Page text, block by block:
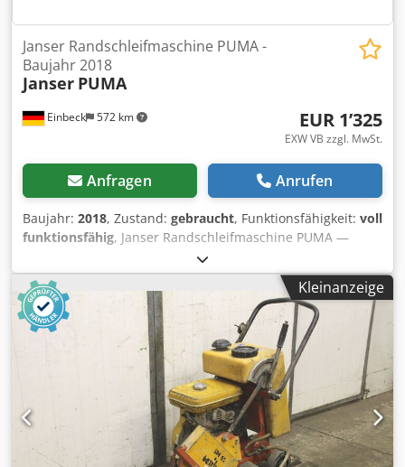
Einbeck 572 km
Janser Randschleifmaschine PUMA -
Baujahr 2018
Janser PUMA
EUR 1’325
EXW VB zzgl. MwSt.
Anfragen Anrufen
Baujahr: 2018, Zustand: gebraucht, Funktionsfähigkeit: voll
funktionsfähig, Janser Randschleifmaschine PUMA —
Baujahr 2018 Gebraucht aus dem professionellen Mietpark
der Kurt König Baumaschinen GmbH, Einbeck. Zustand &
Hinweise: - Zustand: Gebraucht aus Vermietung,
regelmäßig gewartet Dkodpfx Ajy A Hbgedqjr - Funktion:
Voll funktionsfähig - Produktbilder folgen — bei Interesse
kontaktieren Sie uns gerne für aktuelle Fotos -
Besichtigung in 37574 Einbeck nach Vereinbarung möglich
Preis 1.325 EUR zzgl. MwSt. | EXW Einbeck | Lieferung auf
Anfrage
Kleinanzeige